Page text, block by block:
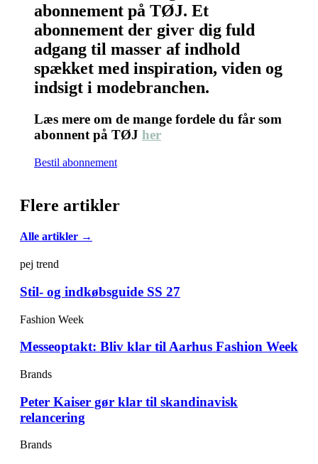
abonnement på TØJ. Et
abonnement der giver dig fuld
adgang til masser af indhold
spækket med inspiration, viden og
indsigt i modebranchen.
Læs mere om de mange fordele du får som
abonnent på TØJ her
Bestil abonnement
Flere artikler
Alle artikler →
pej trend
Stil- og indkøbsguide SS 27
Fashion Week
Messeoptakt: Bliv klar til Aarhus Fashion Week
Brands
Peter Kaiser gør klar til skandinavisk
relancering
Brands